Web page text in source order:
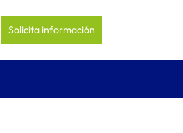
Solicita información